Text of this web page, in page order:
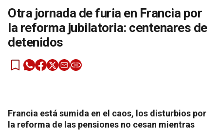
Otra jornada de furia en Francia por
la reforma jubilatoria: centenares de
detenidos
Francia está sumida en el caos, los disturbios por
la reforma de las pensiones no cesan mientras